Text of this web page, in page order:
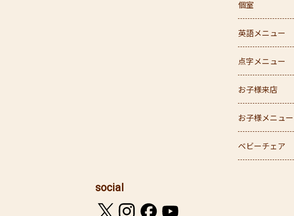
個室
英語メニュー
点字メニュー
お子様来店
お子様メニュー
ベビーチェア
social